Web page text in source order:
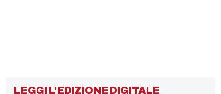
LEGGI L'EDIZIONE DIGITALE